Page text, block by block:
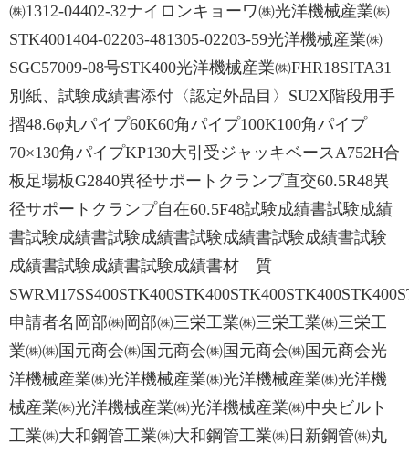
㈱1312-04402-32ナイロンキョーワ㈱光洋機械産業㈱
STK4001404-02203-481305-02203-59光洋機械産業㈱
SGC57009-08号STK400光洋機械産業㈱FHR18SITA31
別紙、試験成績書添付〈認定外品目〉SU2X階段用手
摺48.6φ丸パイプ60K60角パイプ100K100角パイプ
70×130角パイプKP130大引受ジャッキベースA752H合
板足場板G2840異径サポートクランプ直交60.5R48異
径サポートクランプ自在60.5F48試験成績書試験成績
書試験成績書試験成績書試験成績書試験成績書試験
成績書試験成績書試験成績書材 質
申請者名岡部㈱岡部㈱三栄工業㈱三栄工業㈱三栄工
業㈱㈱国元商会㈱国元商会㈱国元商会㈱国元商会光
洋機械産業㈱光洋機械産業㈱光洋機械産業㈱光洋機
械産業㈱光洋機械産業㈱光洋機械産業㈱中央ビルト
工業㈱大和鋼管工業㈱大和鋼管工業㈱日新鋼管㈱丸